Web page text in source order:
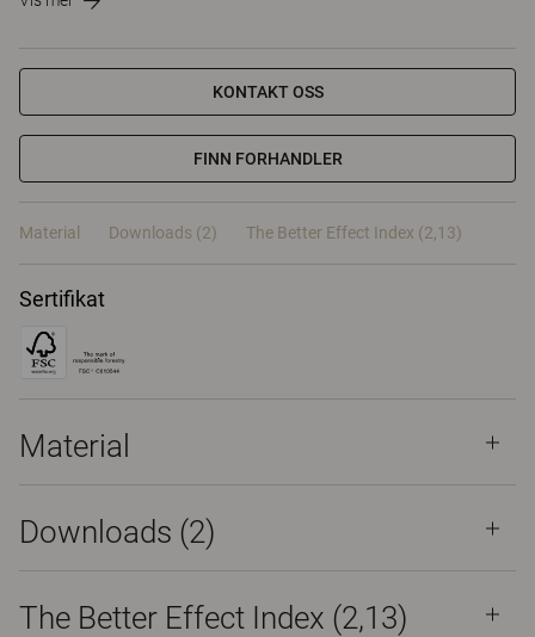
KONTAKT OSS
FINN FORHANDLER
Material Downloads (2) The Better Effect Index (2,13)
Sertifikat
Material
Downloads (2)
The Better Effect Index (2,13)